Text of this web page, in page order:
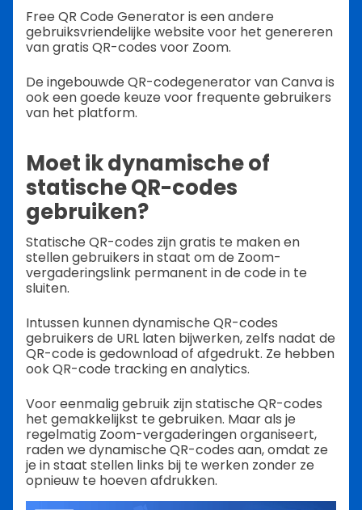
Free QR Code Generator is een andere
gebruiksvriendelijke website voor het genereren
van gratis QR-codes voor Zoom.
De ingebouwde QR-codegenerator van Canva is
ook een goede keuze voor frequente gebruikers
van het platform.
Moet ik dynamische of
statische QR-codes
gebruiken?
Statische QR-codes zijn gratis te maken en
stellen gebruikers in staat om de Zoom-
vergaderingslink permanent in de code in te
sluiten.
Intussen kunnen dynamische QR-codes
gebruikers de URL laten bijwerken, zelfs nadat de
QR-code is gedownload of afgedrukt. Ze hebben
ook QR-code tracking en analytics.
Voor eenmalig gebruik zijn statische QR-codes
het gemakkelijkst te gebruiken. Maar als je
regelmatig Zoom-vergaderingen organiseert,
raden we dynamische QR-codes aan, omdat ze
je in staat stellen links bij te werken zonder ze
opnieuw te hoeven afdrukken.